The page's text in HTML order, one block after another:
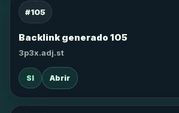
#105
Backlink generado 105
3p3x.adj.st
SI Abrir